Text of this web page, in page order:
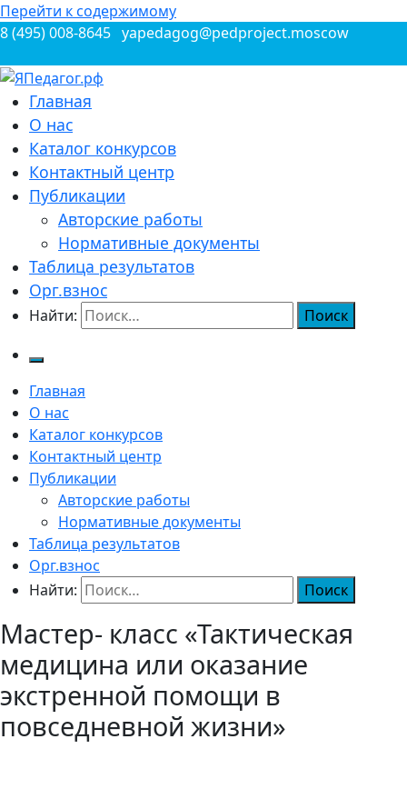
Перейти к содержимому
8 (495) 008-8645 yapedagog@pedproject.moscow
ЯПедагог.рф
Всероссийские конкурсы для педагогов
Главная
О нас
Каталог конкурсов
Контактный центр
Публикации
Авторские работы
Нормативные документы
Таблица результатов
Орг.взнос
Найти:
Главная
О нас
Каталог конкурсов
Контактный центр
Публикации
Авторские работы
Нормативные документы
Таблица результатов
Орг.взнос
Найти:
Мастер- класс «Тактическая
медицина или оказание
экстренной помощи в
повседневной жизни»